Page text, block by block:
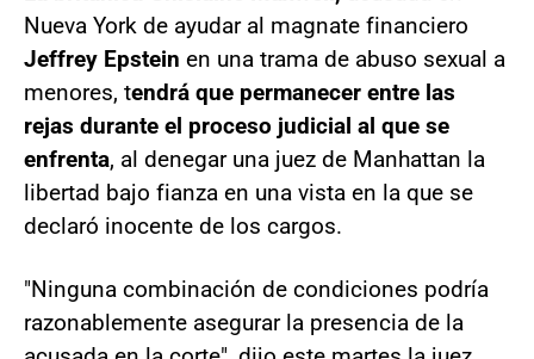
Nueva York de ayudar al magnate financiero
Jeffrey Epstein en una trama de abuso sexual a
menores, tendrá que permanecer entre las
rejas durante el proceso judicial al que se
enfrenta, al denegar una juez de Manhattan la
libertad bajo fianza en una vista en la que se
declaró inocente de los cargos.
"Ninguna combinación de condiciones podría
razonablemente asegurar la presencia de la